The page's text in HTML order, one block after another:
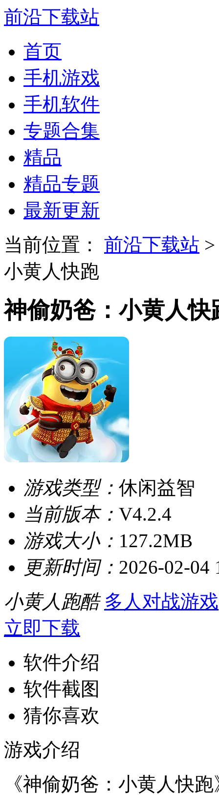
前沿下载站
首页
手机游戏
手机软件
专题合集
精品
精品专题
最新更新
当前位置：
前沿下载站
小黄人快跑
神偷奶爸：小黄人快
游戏类型： 休闲益智
当前版本： V4.2.4
游戏大小： 127.2MB
更新时间： 2026-02-04
小黄人跑酷 多人对战游戏
立即下载
软件介绍
软件截图
猜你喜欢
游戏介绍
《神偷奶爸：小黄人快